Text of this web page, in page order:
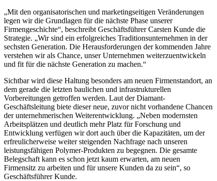
„Mit den organisatorischen und marketingseitigen Veränderungen
legen wir die Grundlagen für die nächste Phase unserer
Firmengeschichte“, beschreibt Geschäftsführer Carsten Kunde die
Strategie. „Wir sind ein erfolgreiches Traditionsunternehmen in der
sechsten Generation. Die Herausforderungen der kommenden Jahre
verstehen wir als Chance, unser Unternehmen weiterzuentwickeln
und fit für die nächste Generation zu machen.“
Sichtbar wird diese Haltung besonders am neuen Firmenstandort, an
dem gerade die letzten baulichen und infrastrukturellen
Vorbereitungen getroffen werden. Laut der Diamant-
Geschäftsleitung biete dieser neue, zuvor nicht vorhandene Chancen
der unternehmerischen Weiterentwicklung. „Neben modernsten
Arbeitsplätzen und deutlich mehr Platz für Forschung und
Entwicklung verfügen wir dort auch über die Kapazitäten, um der
erfreulicherweise weiter steigenden Nachfrage nach unseren
leistungsfähigen Polymer-Produkten zu begegnen. Die gesamte
Belegschaft kann es schon jetzt kaum erwarten, am neuen
Firmensitz zu arbeiten und für unsere Kunden da zu sein“, so
Geschäftsführer Kunde.